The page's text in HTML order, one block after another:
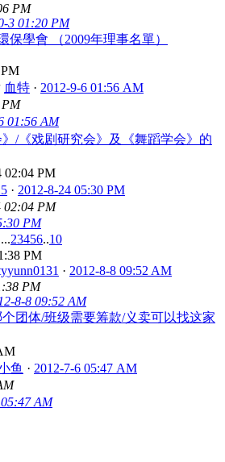
PM
3 01:20 PM
保學會 （2009年理事名單）
血特 · 2012-9-6 01:56 AM
01:56 AM
/《戏剧研究会》及《舞蹈学会》的
02:04 PM
· 2012-8-24 05:30 PM
02:04 PM
PM
...23456..10
PM
· 2012-8-8 09:52 AM
PM
8-8 09:52 AM
团体/班级需要筹款/义卖可以找这家
鱼 · 2012-7-6 05:47 AM
AM